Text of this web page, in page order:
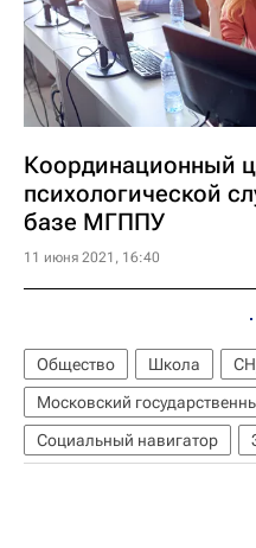
Координационный
психологической
базе МГППУ
11 июня 2021, 16:40
Общество Школа
Социальный навигатор